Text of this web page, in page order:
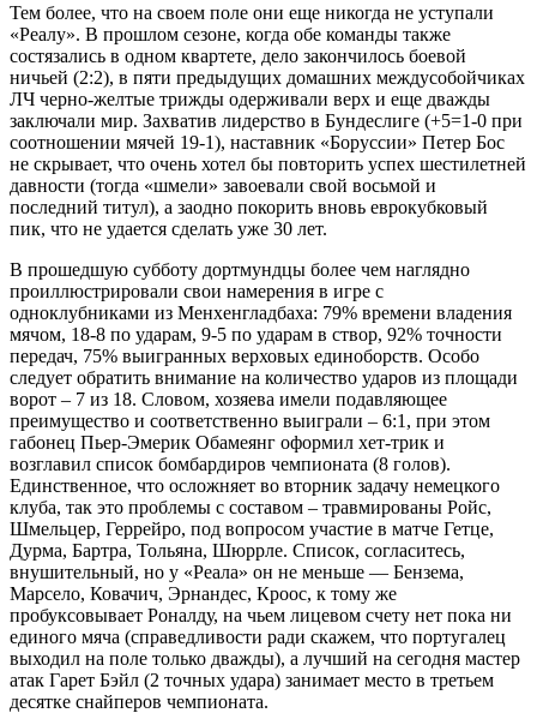
Тем более, что на своем поле они еще никогда не уступали
«Реалу». В прошлом сезоне, когда обе команды также
состязались в одном квартете, дело закончилось боевой
ничьей (2:2), в пяти предыдущих домашних междусобойчиках
ЛЧ черно-желтые трижды одерживали верх и еще дважды
заключали мир. Захватив лидерство в Бундеслиге (+5=1-0 при
соотношении мячей 19-1), наставник «Боруссии» Петер Бос
не скрывает, что очень хотел бы повторить успех шестилетней
давности (тогда «шмели» завоевали свой восьмой и
последний титул), а заодно покорить вновь еврокубковый
пик, что не удается сделать уже 30 лет.
В прошедшую субботу дортмундцы более чем наглядно
проиллюстрировали свои намерения в игре с
одноклубниками из Менхенгладбаха: 79% времени владения
мячом, 18-8 по ударам, 9-5 по ударам в створ, 92% точности
передач, 75% выигранных верховых единоборств. Особо
следует обратить внимание на количество ударов из площади
ворот – 7 из 18. Словом, хозяева имели подавляющее
преимущество и соответственно выиграли – 6:1, при этом
габонец Пьер-Эмерик Обамеянг оформил хет-трик и
возглавил список бомбардиров чемпионата (8 голов).
Единственное, что осложняет во вторник задачу немецкого
клуба, так это проблемы с составом – травмированы Ройс,
Шмельцер, Геррейро, под вопросом участие в матче Гетце,
Дурма, Бартра, Тольяна, Шюррле. Список, согласитесь,
внушительный, но у «Реала» он не меньше — Бензема,
Марсело, Ковачич, Эрнандес, Кроос, к тому же
пробуксовывает Роналду, на чьем лицевом счету нет пока ни
единого мяча (справедливости ради скажем, что португалец
выходил на поле только дважды), а лучший на сегодня мастер
атак Гарет Бэйл (2 точных удара) занимает место в третьем
десятке снайперов чемпионата.